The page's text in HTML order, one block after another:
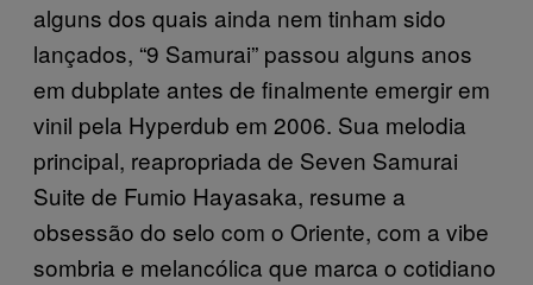
alguns dos quais ainda nem tinham sido
lançados, “9 Samurai” passou alguns anos
em dubplate antes de finalmente emergir em
vinil pela Hyperdub em 2006. Sua melodia
principal, reapropriada de Seven Samurai
Suite de Fumio Hayasaka, resume a
obsessão do selo com o Oriente, com a vibe
sombria e melancólica que marca o cotidiano